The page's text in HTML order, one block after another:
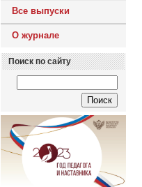
Все выпуски
О журнале
Поиск по сайту